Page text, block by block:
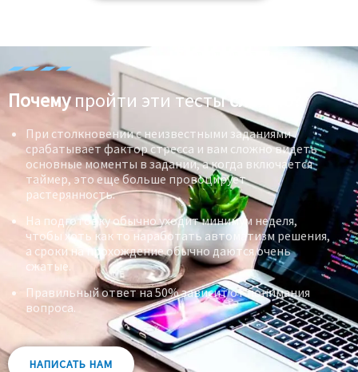
Почемупройти эти тестысложно?
При столкновении с неизвестными заданиями
срабатывает фактор стресса и вам сложно видеть
основные моменты в задании, а когда включается
таймер, это еще больше провоцирует
растерянность.
На подготовку обычно уходит минимум неделя,
чтобы хоть как то наработать автоматизм решения,
а сроки на прохождение обычно даются очень
сжатые.
Правильный ответ на 50% зависит от понимания
вопроса.
НАПИСАТЬ НАМ